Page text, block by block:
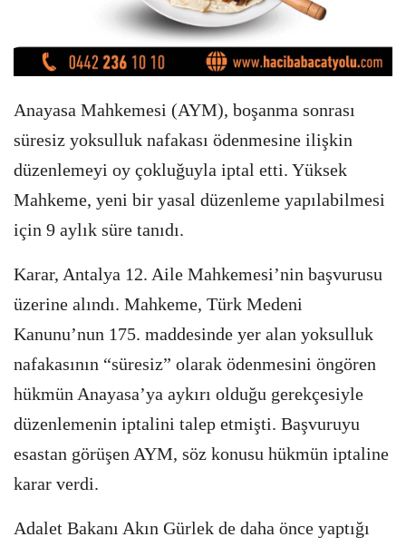
Anayasa Mahkemesi (AYM), boşanma sonrası
süresiz yoksulluk nafakası ödenmesine ilişkin
düzenlemeyi oy çokluğuyla iptal etti. Yüksek
Mahkeme, yeni bir yasal düzenleme yapılabilmesi
için 9 aylık süre tanıdı.
Karar, Antalya 12. Aile Mahkemesi’nin başvurusu
üzerine alındı. Mahkeme, Türk Medeni
Kanunu’nun 175. maddesinde yer alan yoksulluk
nafakasının “süresiz” olarak ödenmesini öngören
hükmün Anayasa’ya aykırı olduğu gerekçesiyle
düzenlemenin iptalini talep etmişti. Başvuruyu
esastan görüşen AYM, söz konusu hükmün iptaline
karar verdi.
Adalet Bakanı Akın Gürlek de daha önce yaptığı